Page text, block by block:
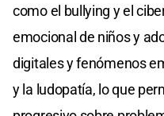
como el bullying y el
emocional de niños y
digitales y fenómenos
y la ludopatía, lo que